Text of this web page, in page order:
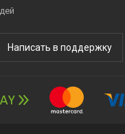
Написать в поддержку